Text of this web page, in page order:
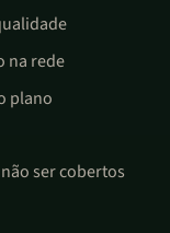
na rede
plano
ser cobertos